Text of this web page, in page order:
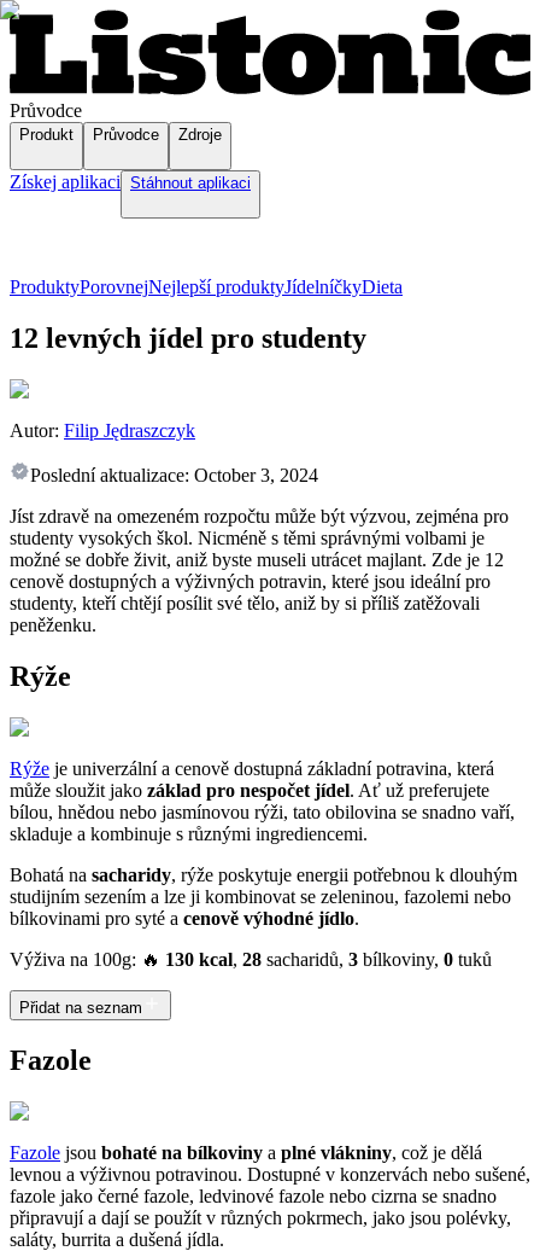
Průvodce
Produkt Průvodce Zdroje
Získej aplikaci Stáhnout aplikaci
ProduktyPorovnejNejlepší produktyJídelníčkyDieta
12 levných jídel pro studenty
Autor: Filip Jędraszczyk
Poslední aktualizace: October 3, 2024
Jíst zdravě na omezeném rozpočtu může být výzvou, zejména pro
studenty vysokých škol. Nicméně s těmi správnými volbami je
možné se dobře živit, aniž byste museli utrácet majlant. Zde je 12
cenově dostupných a výživných potravin, které jsou ideální pro
studenty, kteří chtějí posílit své tělo, aniž by si příliš zatěžovali
peněženku.
Rýže
Rýže je univerzální a cenově dostupná základní potravina, která
může sloužit jako základ pro nespočet jídel. Ať už preferujete
bílou, hnědou nebo jasmínovou rýži, tato obilovina se snadno vaří,
skladuje a kombinuje s různými ingrediencemi.
Bohatá na sacharidy, rýže poskytuje energii potřebnou k dlouhým
studijním sezením a lze ji kombinovat se zeleninou, fazolemi nebo
bílkovinami pro syté a cenově výhodné jídlo.
Výživa na 100g: 🔥 130 kcal, 28 sacharidů, 3 bílkoviny, 0 tuků
Přidat na seznam
Fazole
Fazole jsou bohaté na bílkoviny a plné vlákniny, což je dělá
levnou a výživnou potravinou. Dostupné v konzervách nebo sušené,
fazole jako černé fazole, ledvinové fazole nebo cizrna se snadno
připravují a dají se použít v různých pokrmech, jako jsou polévky,
saláty, burrita a dušená jídla.